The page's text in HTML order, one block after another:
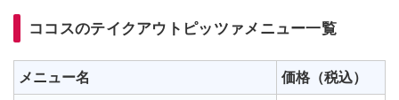
ココスのテイクアウトピッツァメニュー一覧
メニュー名 価格（税込）